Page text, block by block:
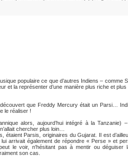
populaire ce que d’autres Indiens – comme
et la représenter d’une manière plus riche et plus
que Freddy Mercury était un Parsi…
le réaliser !
alors, aujourd’hui intégré à la Tanzanie)
chercher plus loin…
étaient Parsis, originaires du Gujarat. Il est
arrivait également de répondre « Perse » et
le voir, n'hésitant pas à mentir ou
son cas.